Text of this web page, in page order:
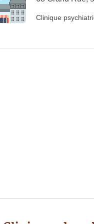
Clinique